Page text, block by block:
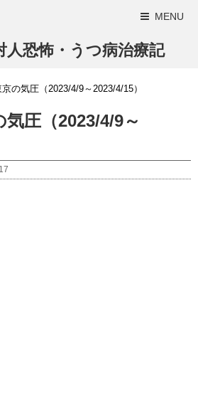
MENU
人恐怖・うつ病治療記
京の気圧（2023/4/9～2023/4/15）
気圧（2023/4/9～